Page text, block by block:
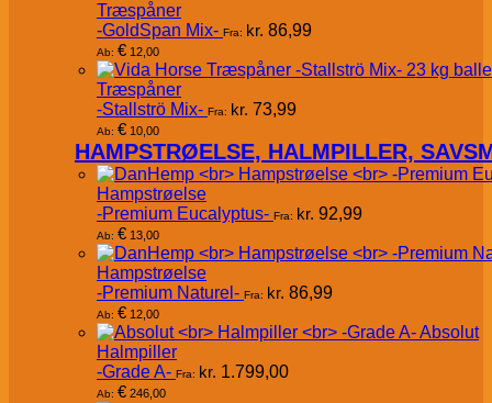
Træspåner
-GoldSpan Mix- Fra: kr. 86,99
Ab: € 12,00
Træspåner
-Stallströ Mix- Fra: kr. 73,99
Ab: € 10,00
HAMPSTRØELSE, HALMPILLER,
Hampstrøelse
-Premium Eucalyptus- Fra: kr. 92,99
Ab: € 13,00
Hampstrøelse
-Premium Naturel- Fra: kr. 86,99
Ab: € 12,00
Absolut
Halmpiller
-Grade A- Fra: kr. 1.799,00
Ab: € 246,00